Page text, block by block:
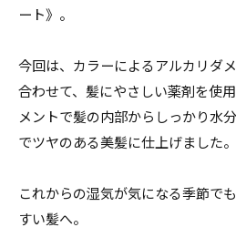
ート》。
今回は、カラーによるアルカリダ
合わせて、髪にやさしい薬剤を使
メントで髪の内部からしっかり水
でツヤのある美髪に仕上げました。
これからの湿気が気になる季節で
すい髪へ。